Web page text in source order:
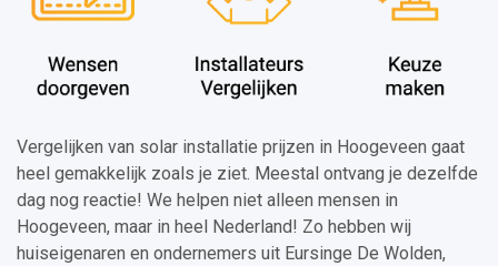
Vergelijken van solar installatie prijzen in Hoogeveen gaat
heel gemakkelijk zoals je ziet. Meestal ontvang je dezelfde
dag nog reactie! We helpen niet alleen mensen in
Hoogeveen, maar in heel Nederland! Zo hebben wij
huiseigenaren en ondernemers uit Eursinge De Wolden,